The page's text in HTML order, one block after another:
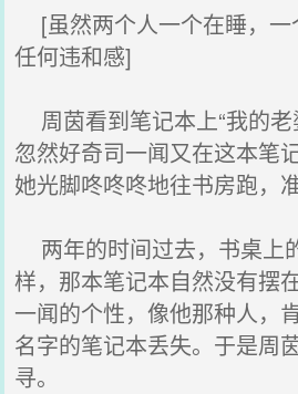
[虽然两个人一个在睡，一
任何违和感]
周茵看到笔记本上“我的老
忽然好奇司一闻又在这本笔
她光脚咚咚咚地往书房跑，
两年的时间过去，书桌上
样，那本笔记本自然没有摆
一闻的个性，像他那种人，
名字的笔记本丢失。于是周
寻。